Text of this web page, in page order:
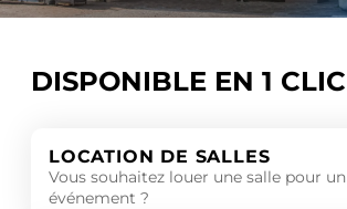
DISPONIBLE EN 1 CLIC
LOCATION DE SALLES
Vous souhaitez louer une salle pour un
événement ?